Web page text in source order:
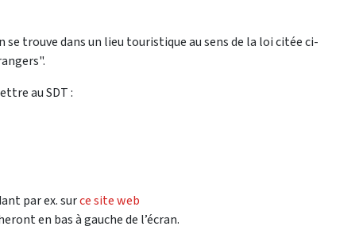
trouve dans un lieu touristique au sens de la loi citée ci-
au SDT :
par ex. surce site web
en bas à gauche de l’écran.